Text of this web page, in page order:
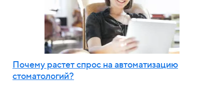
Почему растет спрос на автоматизацию
стоматологий?